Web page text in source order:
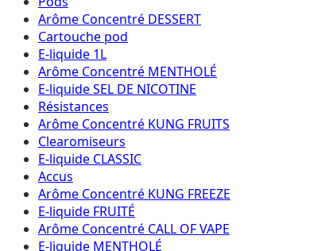
Arôme Concentré DESSERT
Cartouche pod
E-liquide 1L
Arôme Concentré MENTHOLÉ
E-liquide SEL DE NICOTINE
Résistances
Arôme Concentré KUNG FRUITS
Clearomiseurs
E-liquide CLASSIC
Accus
Arôme Concentré KUNG FREEZE
E-liquide FRUITÉ
Arôme Concentré CALL OF VAPE
E-liquide MENTHOLÉ